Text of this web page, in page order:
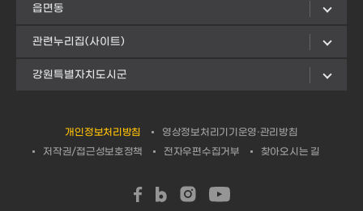
읍면동
관련누리집(사이트)
강원특별자치도시군
개인정보처리방침
영상정보처리기기운영·관리방침
저작권/접근성보호정책
전자우편수집거부 찾아오시는 길